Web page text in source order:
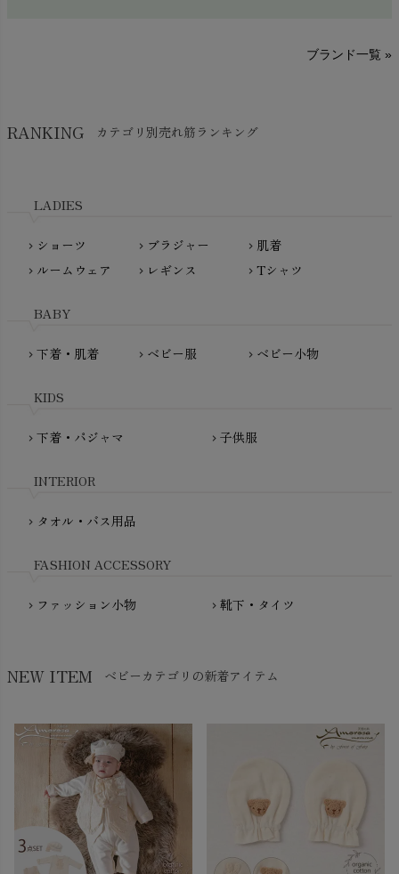
生活アートクラブ
nanadecor（ナナデェコール）
PeopleTree（ピープルツリー）
PRISTINE（プリスティン）
fromF（フロムエフ）
Madame MO（マダムモー）
maggies（マギーズ）
MATONA（マトナ）
mini rodini（ミニロディーニ）
My Little Cozmo（マイリトルコズモ）
NewNative（ニューネイティブ）
ブランド一覧 »
RANKING カテゴリ別売れ筋ランキング
LADIES
chevron_right ショーツ chevron_right ブラジャー chevron_right 肌着
chevron_right ルームウェア chevron_right レギンス chevron_rightTシャツ
BABY
chevron_right 下着・肌着 chevron_right ベビー服 chevron_right ベビー小物
KIDS
chevron_right 下着・パジャマ chevron_right 子供服
INTERIOR
chevron_right タオル・バス用品
FASHION ACCESSORY
chevron_right ファッション小物 chevron_right 靴下・タイツ
NEW ITEM ベビーカテゴリの新着アイテム